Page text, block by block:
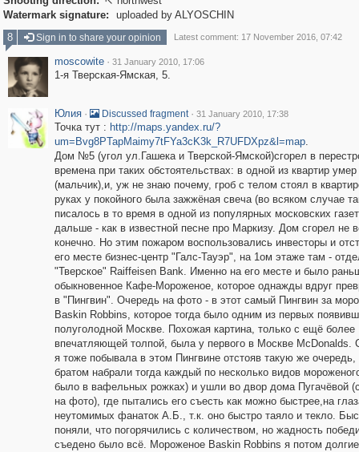
Watermark signature:
uploaded by ALYOSCHIN
8
Sign in to share your opinion Latest comment: 17 November 2016, 07:42
moscowite · 31 January 2010, 17:06
1-я Тверская-Ямская, 5.
Юлия · Discussed fragment · 31 January 2010, 17:38
Точка тут : http://maps.yandex.ru/?
um=Bvg8PTapMaimy7tFYa3cK3k_R7UFDXpz&l=map.
Дом №5 (угол ул.Гашека и Тверской-Ямской)сгорел в
времена при таких обстоятельствах: в одной из квартир умер
(мальчик),и, уж не знаю почему, гроб с телом стоял в
руках у покойного была зажжёная свеча (во всяком случае
писалось в то время в одной из популярных московских
дальше - как в известной песне про Маркизу. Дом сгорел не
конечно. Но этим пожаром воспользовались инвесторы и
его месте бизнес-центр "Галс-Тауэр", на 1ом этаже там -
"Тверское" Raiffeisen Bank. Именно на его месте и было
обыкновенное Кафе-Мороженое, которое однажды вдруг
в "Пингвин". Очередь на фото - в этот самый Пингвин за
Baskin Robbins, которое тогда было одним из первых
полуголодной Москве. Похожая картина, только с ещё более
впечатляющей толпой, была у первого в Москве McDonalds.
я тоже побывала в этом Пингвине отстояв такую же
братом набрали тогда каждый по несколько видов
было в вафельных рожках) и ушли во двор дома Пугачёвой
на фото), где пытались его съесть как можно быстрее,на
неутомимых фанаток А.Б., т.к. оно быстро таяло и текло.
поняли, что погорячились с количеством, но жадность
съедено было всё. Мороженое Baskin Robbins я потом